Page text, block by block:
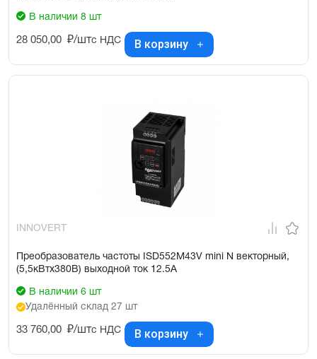
В наличии 8 шт
28 050,00 ₽/штс НДС В корзину
INNOVERT
Преобразователь частоты ISD552M43V mini N векторный,
(5,5кВтx380В) выходной ток 12.5А
В наличии 6 шт
Удалённый склад 27 шт
33 760,00 ₽/штс НДС В корзину